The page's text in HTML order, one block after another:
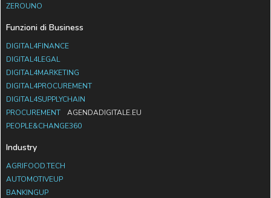
ZEROUNO
Funzioni di Business
DIGITAL4FINANCE
DIGITAL4LEGAL
DIGITAL4MARKETING
DIGITAL4PROCUREMENT
DIGITAL4SUPPLYCHAIN
PROCUREMENT
AGENDADIGITALE.EU
PEOPLE&CHANGE360
Industry
AGRIFOOD.TECH
AUTOMOTIVEUP
BANKINGUP